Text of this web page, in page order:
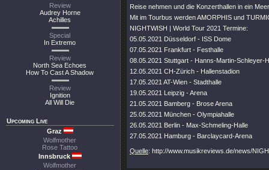
Review
Audrey Horne
Achilles
Special
In Extremo
Review
North Sea Echoes
How To Cast A Shadow
Review
Ignition
All Will Die
Upcoming Live
Graz
Wolfmother
Rose Tattoo
Innsbruck
Wolfmother
Reise nehmen und die Konzerthallen in ein
Mit im Tourbus werden AMORPHIS und
NIGHTWISH | World Tour 2021 Termine:
05.05.2021 Düsseldorf - ISS Dome
07.05.2021 Frankfurt - Festhalle
08.05.2021 Stuttgart - Hanns-Martin-Schleyer-
12.05.2021 CH-Zürich - Hallenstadion
17.05.2021 AT-Wien - Stadthalle
19.05.2021 Leipzig - Arena
21.05.2021 Bamberg - Brose Arena
25.05.2021 München - Olympiahalle
26.05.2021 Berlin - Max-Schmeling-Halle
27.05.2021 Hamburg - Barclaycard-Arena
Quelle: http://www.musikreviews.de/news/